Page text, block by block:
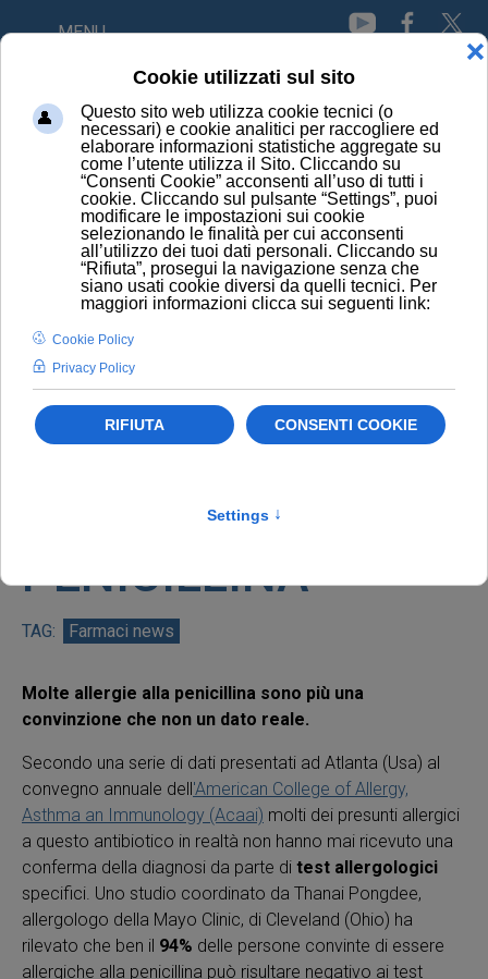
MENU
MOLTE LE FALSE ALLERGIE ALLA PENICILLINA
ALLERGIE ALLA
PENICILLINA
Farmaci news
Molte allergie alla penicillina sono più una
convinzione che non un dato reale.
Secondo una serie di dati presentati ad Atlanta (Usa) al
convegno annuale dell'American College of Allergy,
Asthma an Immunology (Acaai) molti dei presunti allergici
a questo antibiotico in realtà non hanno mai ricevuto una
conferma della diagnosi da parte di test allergologici
specifici. Uno studio coordinato da Thanai Pongdee,
allergologo della Mayo Clinic, di Cleveland (Ohio) ha
rilevato che ben il 94% delle persone convinte di essere
allergiche alla penicillina può risultare negativo ai test